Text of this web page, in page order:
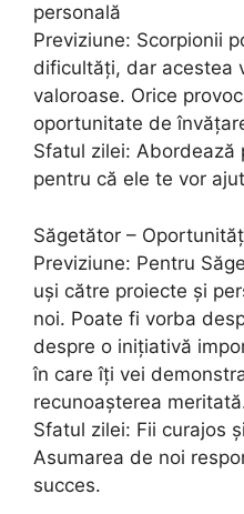
personală
Previziune: Scorpionii
dificultăți, dar acestea
valoroase. Orice
oportunitate de
Sfatul zilei: Abordează
pentru că ele te vor
Săgetător –
Previziune: Pentru
uși către proiecte și
noi. Poate fi vorba
despre o inițiativă
în care îți vei
recunoașterea
Sfatul zilei: Fii curajos
Asumarea de noi
succes.